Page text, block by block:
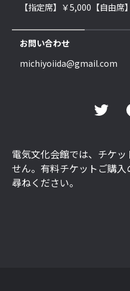
【指定席】￥5,000【自由席
お問い合わせ
michiyoiida@gmail.com
電気文化会館では、チケ
せん。有料チケットご購
尋ねください。